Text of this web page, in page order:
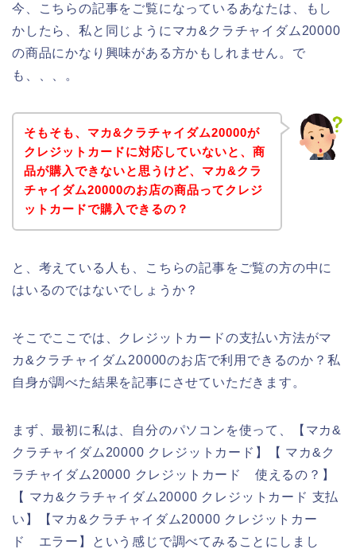
今、こちらの記事をご覧になっているあなたは、もし
かしたら、私と同じようにマカ&クラチャイダム20000
の商品にかなり興味がある方かもしれません。で
も、、、。
そもそも、マカ&クラチャイダム20000が
クレジットカードに対応していないと、商
品が購入できないと思うけど、マカ&クラ
チャイダム20000のお店の商品ってクレジ
ットカードで購入できるの？
と、考えている人も、こちらの記事をご覧の方の中に
はいるのではないでしょうか？
そこでここでは、クレジットカードの支払い方法がマ
カ&クラチャイダム20000のお店で利用できるのか？私
自身が調べた結果を記事にさせていただきます。
まず、最初に私は、自分のパソコンを使って、【マカ&
クラチャイダム20000 クレジットカード】【 マカ&ク
ラチャイダム20000 クレジットカード 使えるの？】
【 マカ&クラチャイダム20000 クレジットカード 支払
い】【マカ&クラチャイダム20000 クレジットカー
ド エラー】という感じで調べてみることにしまし